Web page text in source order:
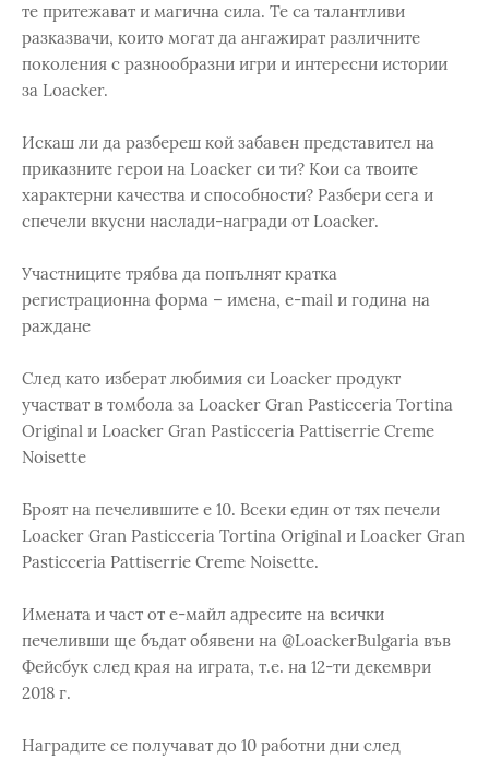
те притежават и магична сила. Те са талантливи
разказвачи, които могат да ангажират различните
поколения с разнообразни игри и интересни истории
за Loacker.
Искаш ли да разбереш кой забавен представител на
приказните герои на Loacker си ти? Кои са твоите
характерни качества и способности? Разбери сега и
спечели вкусни наслади-награди от Loacker.
Участниците трябва да попълнят кратка
регистрационна форма – имена, e-mail и година на
раждане
След като изберат любимия си Loacker продукт
участват в томбола за Loacker Gran Pasticceria Tortina
Original и Loacker Gran Pasticceria Pattiserrie Creme
Noisette
Броят на печелившите е 10. Всеки един от тях печели
Loacker Gran Pasticceria Tortina Original и Loacker Gran
Pasticceria Pattiserrie Creme Noisette.
Имената и част от е-майл адресите на всички
печеливши ще бъдат обявени на @LoackerBulgaria във
Фейсбук след края на играта, т.е. на 12-ти декември
2018 г.
Наградите се получават до 10 работни дни след